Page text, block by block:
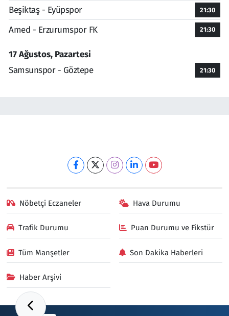
Beşiktaş - Eyüpspor 21:30
Amed - Erzurumspor FK 21:30
17 Ağustos, Pazartesi
Samsunspor - Göztepe
21:30
Nöbetçi Eczaneler Hava Durumu
Trafik Durumu Puan Durumu ve Fikstür
Tüm Manşetler Son Dakika Haberleri
Haber Arşivi